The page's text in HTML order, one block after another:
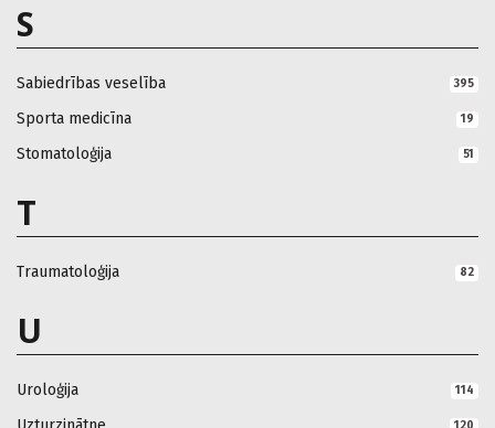
S
Sabiedrības veselība 395
Sporta medicīna 19
Stomatoloģija 51
T
Traumatoloģija 82
U
Uroloģija 114